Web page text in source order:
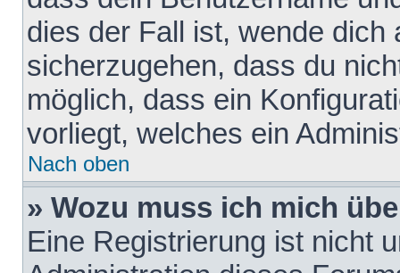
dies der Fall ist, wende dich
sicherzugehen, dass du
möglich, dass ein
vorliegt, welches ein
Nach oben
» Wozu muss ich mich
Eine Registrierung ist nicht